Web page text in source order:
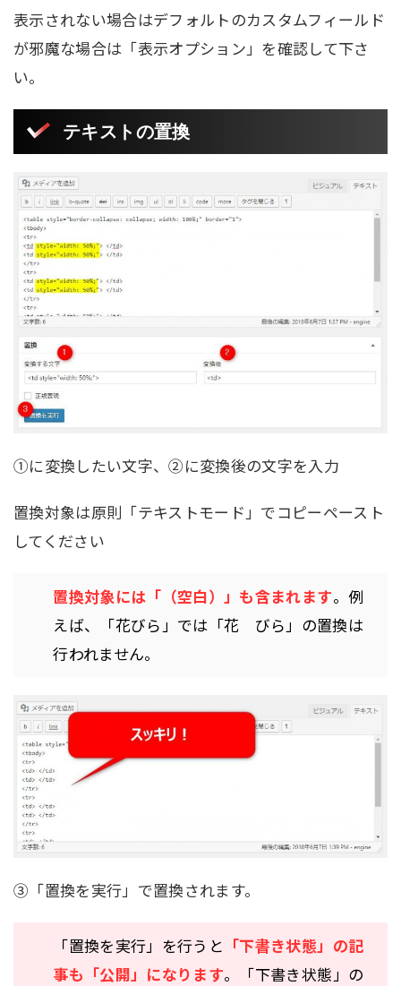
表示されない場合はデフォルトのカスタムフィールド
が邪魔な場合は「表示オプション」を確認して下さ
い。
テキストの置換
①に変換したい文字、②に変換後の文字を入力
置換対象は原則「テキストモード」でコピーペースト
してください
置換対象には「（空白）」も含まれます。例
えば、「花びら」では「花 びら」の置換は
行われません。
③「置換を実行」で置換されます。
「置換を実行」を行うと 「下書き状態」の記
事も「公開」になります。「下書き状態」の